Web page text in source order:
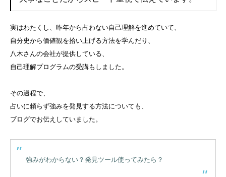
実はわたくし、昨年から占わない自己理解を進めていて、
自分史から価値観を拾い上げる方法を学んだり、
八木さんの会社が提供している、
自己理解プログラムの受講もしました。
その過程で、
占いに頼らず強みを発見する方法についても、
ブログでお伝えしていました。
強みがわからない？発見ツール使ってみたら？